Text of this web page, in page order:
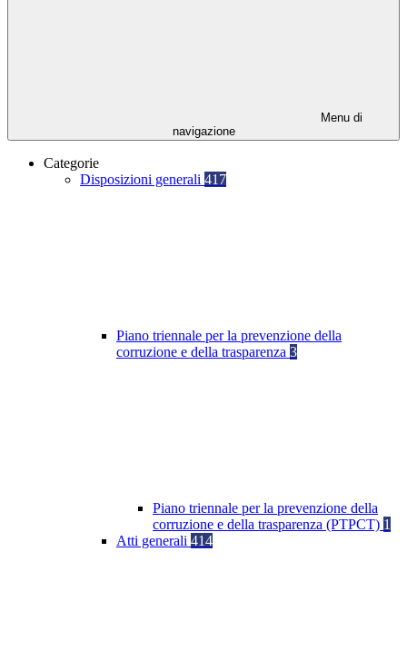
Menu di
navigazione
Categorie
Disposizioni generali 417
Piano triennale per la prevenzione della
corruzione e della trasparenza 3
Piano triennale per la prevenzione della
corruzione e della trasparenza (PTPCT) 1
Atti generali 414